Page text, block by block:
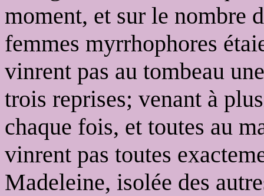
moment, et sur le nombre
femmes myrrhophores
vinrent pas au tombeau
trois reprises; venant à
chaque fois, et toutes au
vinrent pas toutes
Madeleine, isolée des